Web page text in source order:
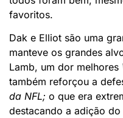
favoritos.
Dak e Elliot são uma
manteve os grandes
Lamb, um dor melhores
também reforçou a
da NFL; o que era
destacando a adição